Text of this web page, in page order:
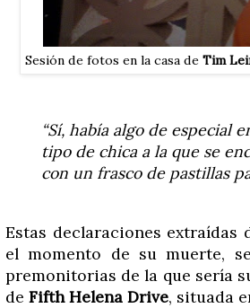
Sesión de fotos en la casa de Tim
“Sí, había algo de especial
tipo de chica a la que se
con un frasco de pastillas
Estas declaraciones extraídas
el momento de su muerte,
premonitorias de la que sería
de Fifth Helena Drive, situada